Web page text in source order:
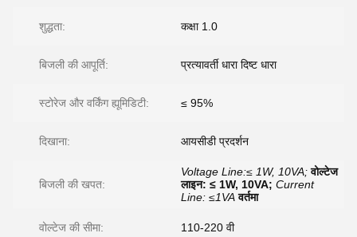
शुद्धता: कक्षा 1.0
बिजली की आपूर्ति: प्रत्यावर्ती धारा दिष्ट धारा
स्टोरेज और वर्किंग ह्यूमिडिटी: ≤ 95%
दिखाना: आयसीडी प्रदर्शन
बिजली की खपत:
Voltage Line:≤ 1W, 10VA; वोल्टेज
लाइन: ≤ 1W, 10VA; Current
Line: ≤1VA वर्तमा
वोल्टेज की सीमा: 110-220 वी